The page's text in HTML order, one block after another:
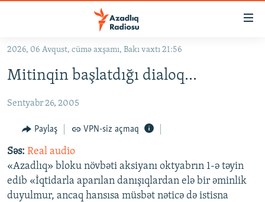
Əsas
qayıt
naviqasiyaya
Axtarışa
keç
KORRUPSIOMETR
#ƏSLINDƏ
FƏRQƏ BAX
QANUNI DOĞRU
ARAŞDIRMA
2026, 06 Avqust, cümə axşamı, Bakı vaxtı 21:56
Mitinqin başlatdığı dialoq...
Sentyabr 26, 2005
Paylaş VPN-siz açmaq
Səs: Real audio
«Azadlıq» bloku növbəti aksiyanı oktyabrın 1-ə təyin
edib «İqtidarla aparılan danışıqlardan elə bir əminlik
duyulmur, ancaq hansısa müsbət nəticə də istisna